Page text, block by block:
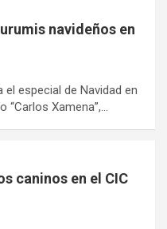
navideños en
el especial de Navidad en
“Carlos Xamena”,…
caninos en el CIC